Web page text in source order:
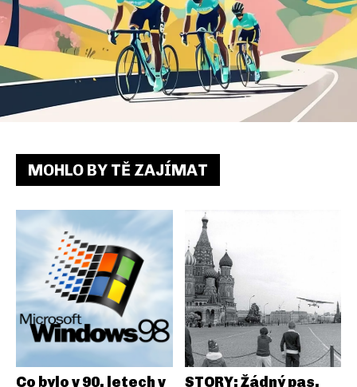
MOHLO BY TĚ ZAJÍMAT
Co bylo v 90. letech v
STORY: Žádný pas,